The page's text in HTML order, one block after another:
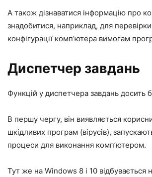
А також дізнаватися інформацію про
знадобитися, наприклад, для перевірки
конфігурації комп’ютера вимогам
Диспетчер завдань
Функцій у диспетчера завдань досить
В першу чергу, він виявляється
шкідливих програм (вірусів),
процеси для виконання комп’ютером.
Тут же на Windows 8 і 10 відбувається